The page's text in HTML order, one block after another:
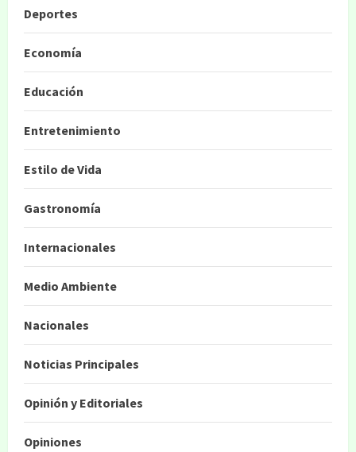
Deportes
Economía
Educación
Entretenimiento
Estilo de Vida
Gastronomía
Internacionales
Medio Ambiente
Nacionales
Noticias Principales
Opinión y Editoriales
Opiniones